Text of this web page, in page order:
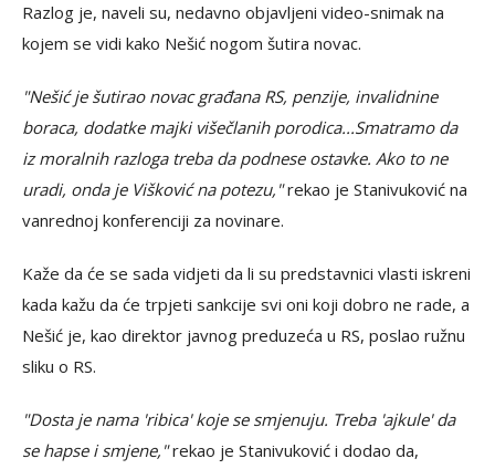
Razlog je, naveli su, nedavno objavljeni video-snimak na
kojem se vidi kako Nešić nogom šutira novac.
"Nešić je šutirao novac građana RS, penzije, invalidnine
boraca, dodatke majki višečlanih porodica...Smatramo da
iz moralnih razloga treba da podnese ostavke. Ako to ne
uradi, onda je Višković na potezu,"rekao je Stanivuković na
vanrednoj konferenciji za novinare.
Kaže da će se sada vidjeti da li su predstavnici vlasti iskreni
kada kažu da će trpjeti sankcije svi oni koji dobro ne rade, a
Nešić je, kao direktor javnog preduzeća u RS, poslao ružnu
sliku o RS.
"Dosta je nama 'ribica' koje se smjenuju. Treba 'ajkule' da
se hapse i smjene,"rekao je Stanivuković i dodao da,